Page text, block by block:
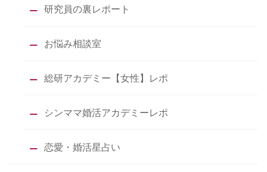
研究員の裏レポート
お悩み相談室
総研アカデミー【女性】レポ
シンママ婚活アカデミーレポ
恋愛・婚活星占い